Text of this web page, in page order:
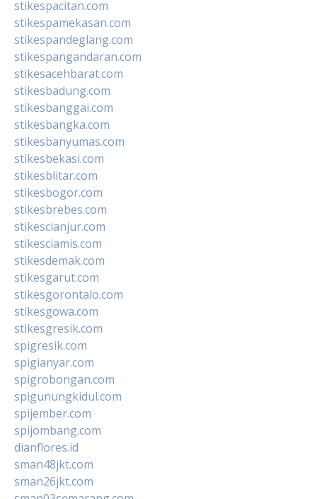
stikespacitan.com
stikespamekasan.com
stikespandeglang.com
stikespangandaran.com
stikesacehbarat.com
stikesbadung.com
stikesbanggai.com
stikesbangka.com
stikesbanyumas.com
stikesbekasi.com
stikesblitar.com
stikesbogor.com
stikesbrebes.com
stikescianjur.com
stikesciamis.com
stikesdemak.com
stikesgarut.com
stikesgorontalo.com
stikesgowa.com
stikesgresik.com
spigresik.com
spigianyar.com
spigrobongan.com
spigunungkidul.com
spijember.com
spijombang.com
dianflores.id
sman48jkt.com
sman26jkt.com